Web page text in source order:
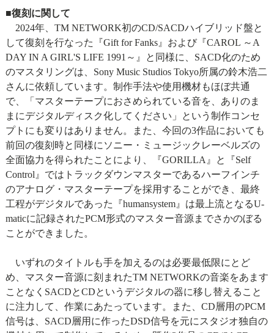
■復刻に関して
2024年、TM NETWORK初のCD/SACDハイブリッド盤と
して復刻を行なった『Gift for Fanks』および『CAROL ～A
DAY IN A GIRL'S LIFE 1991～』と同様に、SACD化のため
のマスタリングは、Sony Music Studios Tokyo所属の鈴木浩二
さんに依頼しています。制作手法や使用機材もほぼ共通
で、「マスターテープにおさめられている音を、ありのま
まにデジタルディスク化してください」という制作コンセ
プトにも変りはありません。また、今回の3作品においても
前回の復刻時と同様にソニー・ミュージックレーベルズの
全面協力を得られたことにより、『GORILLA』と『Self
Control』ではトラックダウンマスターであるハーフインチ
のアナログ・マスターテープを採用することができ、最終
工程がデジタルであった『humansystem』は最上流となるU-
maticに記録されたPCM形式のマスター音源までさかのぼる
ことができました。
いずれのタイトルも手を加えるのは必要最低限にとど
め、マスター音源に刻まれたTM NETWORKの音楽をあます
ことなくSACDとCDというデジタルの器に移し替えること
に注力して、作業にあたっています。また、CD層用のPCM
信号は、SACD層用に作ったDSD信号を元にスタジオ独自の